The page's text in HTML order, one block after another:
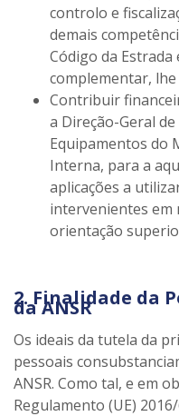
controlo e
demais
Código da
complementar,
Contribuir
a Direção-Geral
Equipamentos do
Interna, para a
aplicações a
intervenientes em
orientação
2. Finalidade da
da ANSR
Os ideais da tutela da
pessoais
ANSR. Como tal, e em
Regulamento (UE)